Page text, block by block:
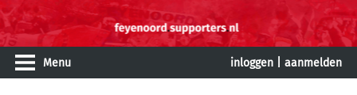
Menu inloggen aanmelden